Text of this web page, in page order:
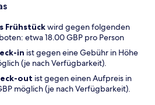
Frühstückwird gegen folgenden
etwa 18.00 GBP pro Person
in ist gegen eine Gebühr in Höhe
(je nach Verfügbarkeit).
out ist gegen einen Aufpreis in
möglich (je nach Verfügbarkeit).